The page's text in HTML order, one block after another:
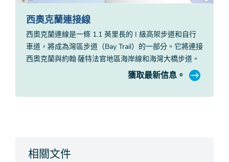
西奧克蘭連接線
西奧克蘭連線是一條 1.1 英里長的 I 級高架步道和自行
車道，將成為灣區步道（Bay Trail）的一部分。它將連接
西奧克蘭與約翰·薩特法官地區海岸線和海灣大橋步道。
獲取最新信息。
相關文件